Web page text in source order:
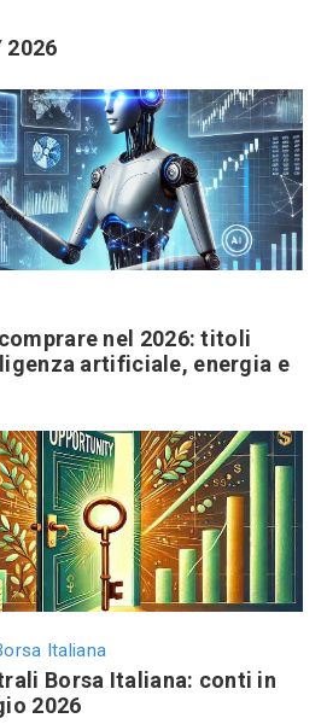
2026
nel 2026: titoli
artificiale, energia e
Italiana
Borsa Italiana: conti in
2026